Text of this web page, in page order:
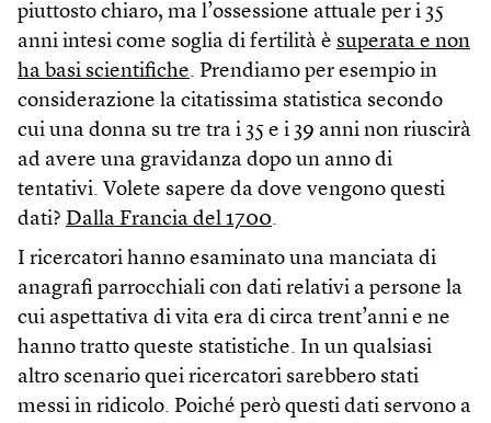
piuttosto chiaro, ma l’ossessione attuale per i 35
anni intesi come soglia di fertilità è superata e non
ha basi scientifiche. Prendiamo per esempio in
considerazione la citatissima statistica secondo
cui una donna su tre tra i 35 e i 39 anni non riuscirà
ad avere una gravidanza dopo un anno di
tentativi. Volete sapere da dove vengono questi
dati? Dalla Francia del 1700.
I ricercatori hanno esaminato una manciata di
anagrafi parrocchiali con dati relativi a persone la
cui aspettativa di vita era di circa trent’anni e ne
hanno tratto queste statistiche. In un qualsiasi
altro scenario quei ricercatori sarebbero stati
messi in ridicolo. Poiché però questi dati servono a